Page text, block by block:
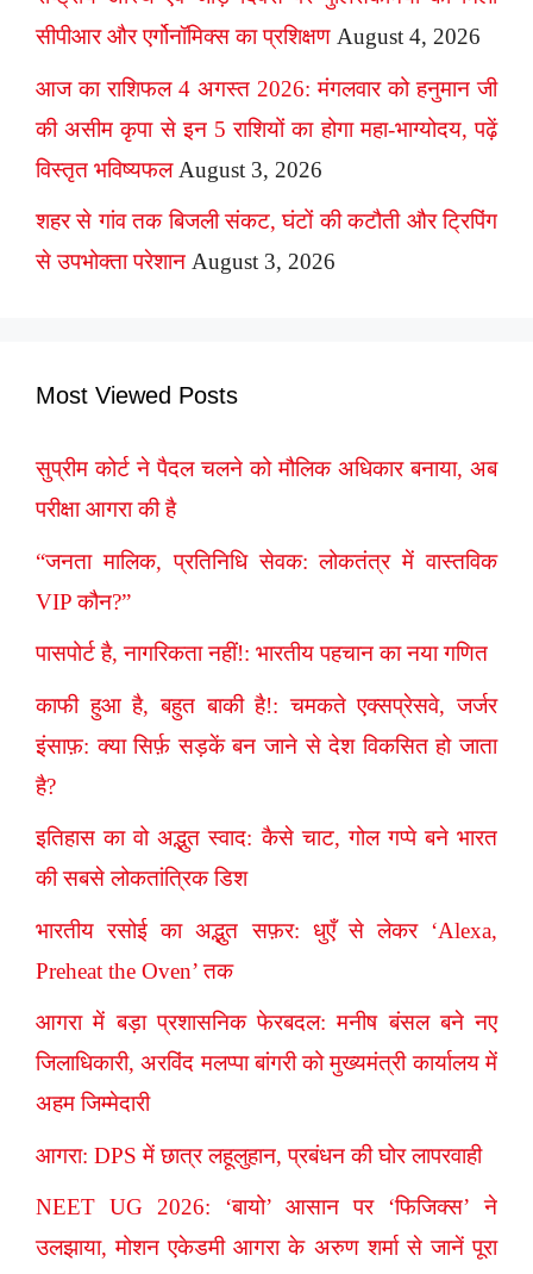
सीपीआर और एर्गोनॉमिक्स का प्रशिक्षण August 4, 2026
आज का राशिफल 4 अगस्त 2026: मंगलवार को हनुमान जी
की असीम कृपा से इन 5 राशियों का होगा महा-भाग्योदय, पढ़ें
विस्तृत भविष्यफल August 3, 2026
शहर से गांव तक बिजली संकट, घंटों की कटौती और ट्रिपिंग
से उपभोक्ता परेशान August 3, 2026
Most Viewed Posts
सुप्रीम कोर्ट ने पैदल चलने को मौलिक अधिकार बनाया, अब
परीक्षा आगरा की है
“जनता मालिक, प्रतिनिधि सेवक: लोकतंत्र में वास्तविक
VIP कौन?”
पासपोर्ट है, नागरिकता नहीं!: भारतीय पहचान का नया गणित
काफी हुआ है, बहुत बाकी है!: चमकते एक्सप्रेसवे, जर्जर
इंसाफ़: क्या सिर्फ़ सड़कें बन जाने से देश विकसित हो जाता
है?
इतिहास का वो अद्भुत स्वाद: कैसे चाट, गोल गप्पे बने भारत
की सबसे लोकतांत्रिक डिश
भारतीय रसोई का अद्भुत सफ़र: धुएँ से लेकर ‘Alexa,
Preheat the Oven’ तक
आगरा में बड़ा प्रशासनिक फेरबदल: मनीष बंसल बने नए
जिलाधिकारी, अरविंद मलप्पा बांगरी को मुख्यमंत्री कार्यालय में
अहम जिम्मेदारी
आगरा: DPS में छात्र लहूलुहान, प्रबंधन की घोर लापरवाही
NEET UG 2026: ‘बायो’ आसान पर ‘फिजिक्स’ ने
उलझाया, मोशन एकेडमी आगरा के अरुण शर्मा से जानें पूरा